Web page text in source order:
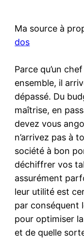
Ma source à
dos
Parce qu’un
ensemble, il
dépassé. Du
maîtrise, en
devez vous
n’arrivez pas à
société à bon
déchiffrer vos
assurément
leur utilité est
par conséquent
pour optimiser
et de quelle